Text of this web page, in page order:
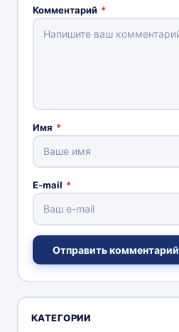
Комментарий *
Имя *
E-mail *
Отправить комментарий
КАТЕГОРИИ